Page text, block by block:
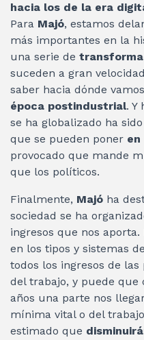
hacia los de la era
Para Majó, estamos
más importantes en la
una serie de
suceden a gran
saber hacia dónde
época postindustrial. Y
se ha globalizado ha sido
que se pueden poner en
provocado que mande
que los políticos.
Finalmente, Majó ha
sociedad se ha
ingresos que nos
en los tipos y sistemas
todos los ingresos de
del trabajo, y puede
años una parte nos
mínima vital o del
estimado que